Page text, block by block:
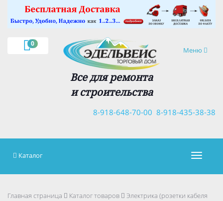
0
Навигация
Меню
Все для ремонта
и строительства
8-918-435-38-38
8-918-648-70-00
×
Каталог
Главная страница Каталог товаров
Электрика (розетки кабеля